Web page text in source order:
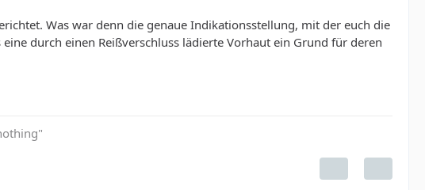
Was war denn die genaue Indikationsstellung, mit der euch die
durch einen Reißverschluss lädierte Vorhaut ein Grund für deren